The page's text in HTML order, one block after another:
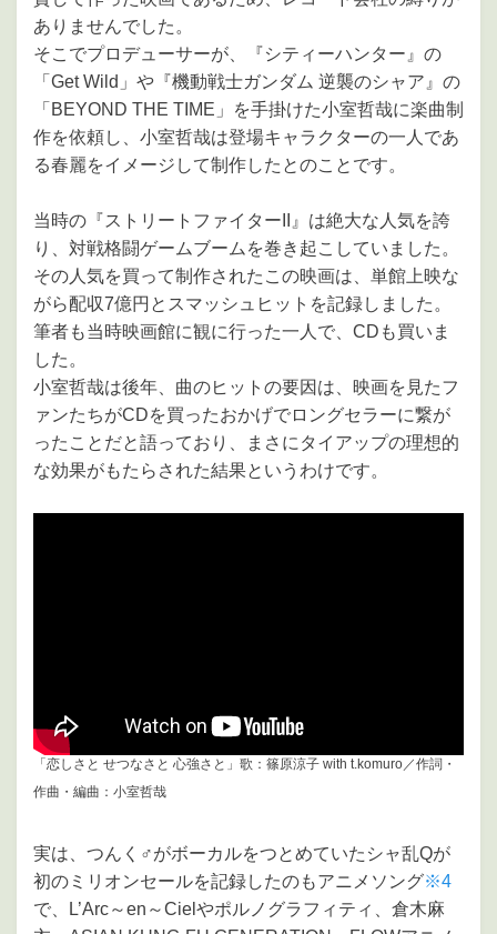
ありませんでした。
そこでプロデューサーが、『シティーハンター』の
「Get Wild」や『機動戦士ガンダム 逆襲のシャア』の
「BEYOND THE TIME」を手掛けた小室哲哉に楽曲制
作を依頼し、小室哲哉は登場キャラクターの一人であ
る春麗をイメージして制作したとのことです。
当時の『ストリートファイターII』は絶大な人気を誇
り、対戦格闘ゲームブームを巻き起こしていました。
その人気を買って制作されたこの映画は、単館上映な
がら配収7億円とスマッシュヒットを記録しました。
筆者も当時映画館に観に行った一人で、CDも買いま
した。
小室哲哉は後年、曲のヒットの要因は、映画を見たフ
ァンたちがCDを買ったおかげでロングセラーに繋が
ったことだと語っており、まさにタイアップの理想的
な効果がもたらされた結果というわけです。
「恋しさと せつなさと 心強さと」歌：篠原涼子 with t.komuro／作詞・
作曲・編曲：小室哲哉
実は、つんく♂がボーカルをつとめていたシャ乱Qが
初のミリオンセールを記録したのもアニメソング※4
で、L’Arc～en～Cielやポルノグラフィティ、倉木麻